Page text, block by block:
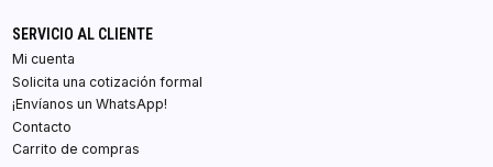
SERVICIO AL CLIENTE
Mi cuenta
Solicita una cotización formal
¡Envíanos un WhatsApp!
Contacto
Carrito de compras